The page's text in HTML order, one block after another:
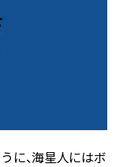
に、海星人にはボ